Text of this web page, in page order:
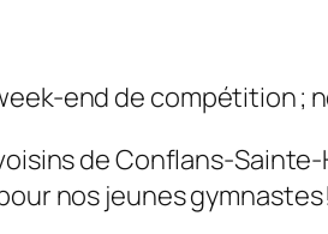
end de compétition ;
de Conflans-
nos jeunes gymnastes !